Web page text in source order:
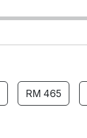
RM 465